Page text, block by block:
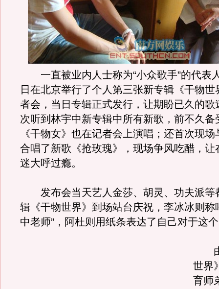
一直被业内人士称为“小众歌手”的代表
日在北京举行了个人第三张新专辑《干物世
者会，当日专辑正式发行，让期盼已久的歌
次听到林宇中新专辑中所有新歌，前不久备
《干物女》也在记者会上演唱；还首次现
合唱了新歌《抢玫瑰》，现场争风吃醋，让
迷大呼过瘾。
发布会当天艺人金莎、胡灵、功夫派等
辑《干物世界》到场站台庆祝，李冰冰则称
中老师”，阿杜则用纸条表达了自己对于这
由
世界
育师